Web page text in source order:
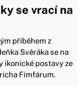
se vrací na
příběhem z
Svěráka se na
ikonické postavy ze
Fimfárum.